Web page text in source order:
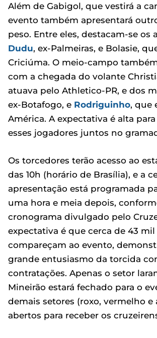
Além de Gabigol, que vestirá a
evento também apresentará
peso. Entre eles, destacam-se os
Dudu, ex-Palmeiras, e Bolasie,
Criciúma. O meio-campo
com a chegada do volante
atuava pelo Athletico-PR, e dos
ex-Botafogo, e Rodriguinho, que
América. A expectativa é alta
esses jogadores juntos no
Os torcedores terão acesso ao
das 10h (horário de Brasília), e a
apresentação está programada
uma hora e meia depois,
cronograma divulgado pelo
expectativa é que cerca de 43
compareçam ao evento,
grande entusiasmo da torcida
contratações. Apenas o setor
Mineirão estará fechado para o
demais setores (roxo, vermelho e
abertos para receber os